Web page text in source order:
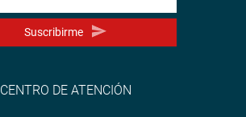
Suscribirme
CENTRO DE ATENCIÓN